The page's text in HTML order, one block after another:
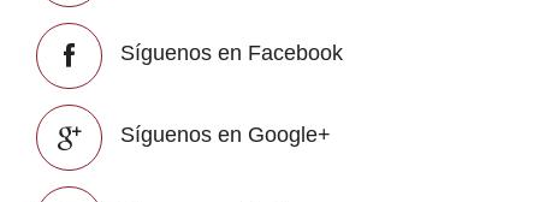
Síguenos en Facebook
Síguenos en Google+